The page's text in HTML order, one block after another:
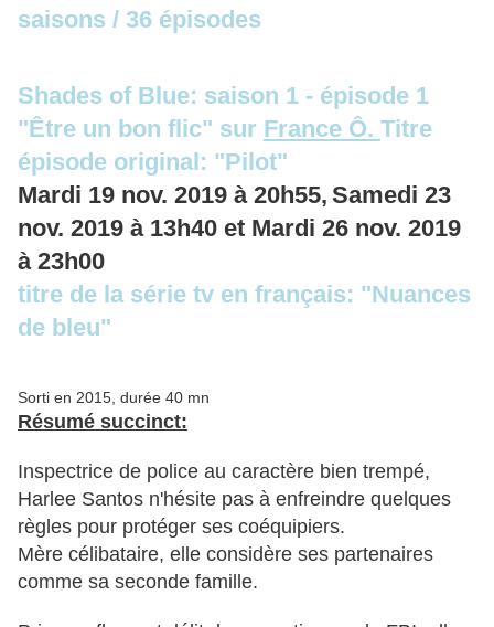
saisons / 36 épisodes
Shades of Blue: saison 1 - épisode 1
"Être un bon flic" sur France Ô. Titre
épisode original: "Pilot"
Mardi 19 nov. 2019 à 20h55, Samedi 23
nov. 2019 à 13h40 et Mardi 26 nov. 2019
à 23h00
titre de la série tv en français: "Nuances
de bleu"
Sorti en 2015, durée 40 mn
Résumé succinct:
Inspectrice de police au caractère bien trempé,
Harlee Santos n'hésite pas à enfreindre quelques
règles pour protéger ses coéquipiers.
Mère célibataire, elle considère ses partenaires
comme sa seconde famille.